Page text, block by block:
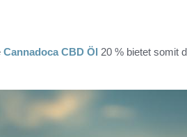
Cannadoca CBD Öl 20 % bietet somit